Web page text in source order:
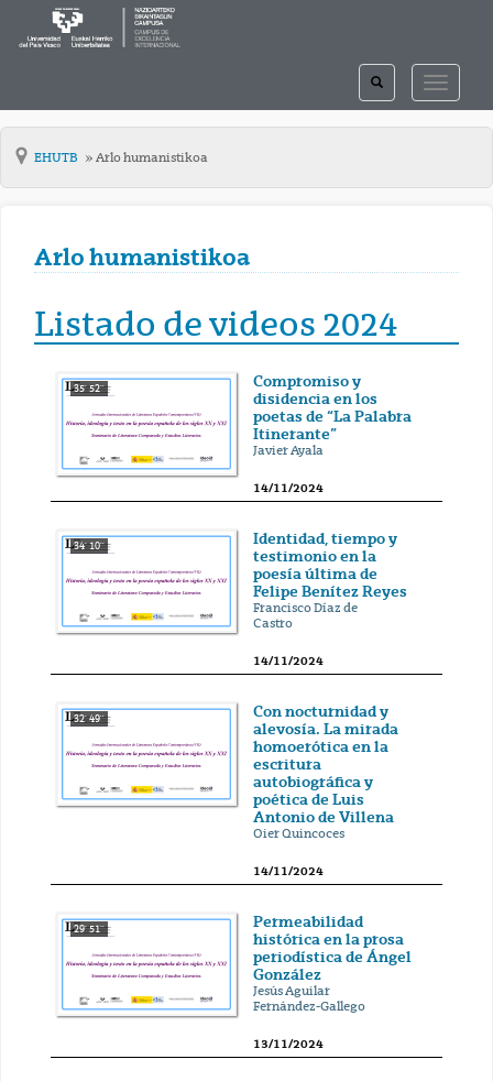
TOGGLE
TOGGLE
SEARCH
EHUTB Arlo humanistikoa
Arlo humanistikoa
Listado de videos 2024
35' 52''
Compromiso y
disidencia en los
poetas de “La Palabra
Itinerante”
Javier Ayala
14/11/2024
34' 10''
Identidad, tiempo y
testimonio en la
poesía última de
Felipe Benítez Reyes
Francisco Díaz de
Castro
14/11/2024
32' 49''
Con nocturnidad y
alevosía. La mirada
homoerótica en la
escritura
autobiográfica y
poética de Luis
Antonio de Villena
Oier Quincoces
14/11/2024
29' 51''
Permeabilidad
histórica en la prosa
periodística de Ángel
González
Jesús Aguilar
Fernández-Gallego
13/11/2024